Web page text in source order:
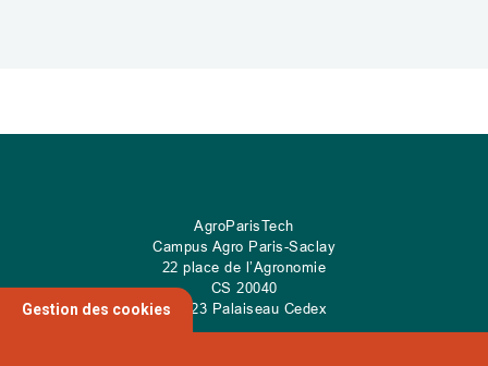
AgroParisTech
Campus Agro Paris-Saclay
22 place de l’Agronomie
CS 20040
91 123 Palaiseau Cedex
Gestion des cookies